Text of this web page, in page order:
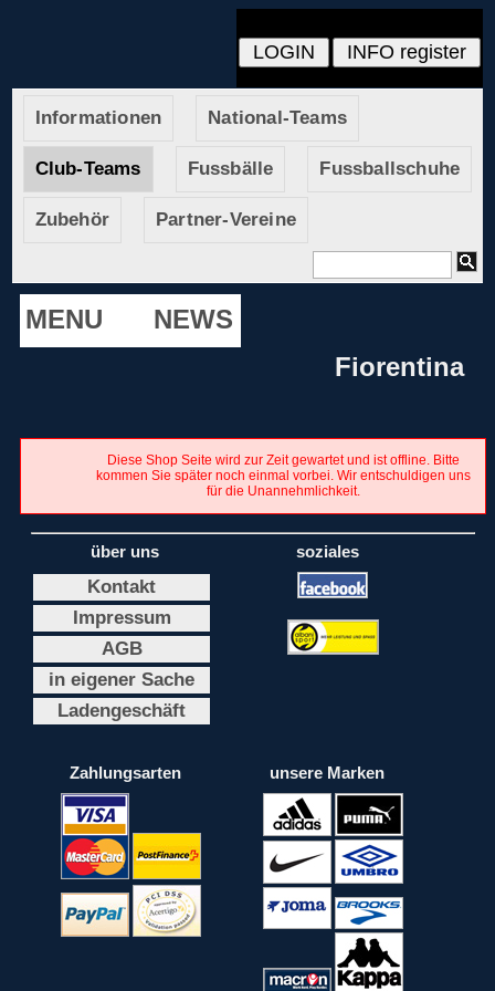
Informationen National-Teams
Club-Teams Fussbälle Fussballschuhe
Zubehör Partner-Vereine
MENU
NEWS
Fiorentina
Diese Shop Seite wird zur Zeit gewartet und ist offline. Bitte
kommen Sie später noch einmal vorbei. Wir entschuldigen uns
für die Unannehmlichkeit.
über uns
Kontakt
Impressum
AGB
in eigener Sache
Ladengeschäft
soziales
Zahlungsarten unsere Marken